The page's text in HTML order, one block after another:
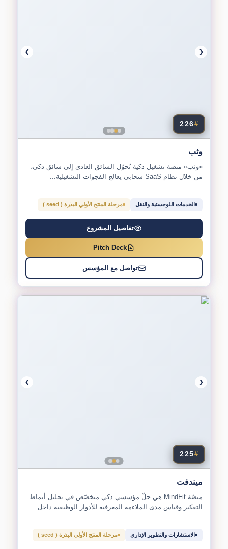
❮
❯
#
226
وثب
«وثب» منصة تشغيل ذكية تُحوّل السائق العادي إلى سائق ذكي،
من خلال نظام SaaS سحابي يعالج الفجوات التشغيلية...
الخدمات اللوجستية والنقل مرحلة المنتج الأولي البذرة ( seed )
تفاصيل المشروع
Pitch Deck
تواصل مع المؤسس
❮
❯
#
225
ميندفت
منصّة MindFit هي حلّ مؤسسي ذكي متخصّص في تحليل أنماط
التفكير وقياس مدى الملاءمة المعرفية للأدوار الوظيفية داخل...
الاستشارات والتطوير الإداري مرحلة المنتج الأولي البذرة ( seed )